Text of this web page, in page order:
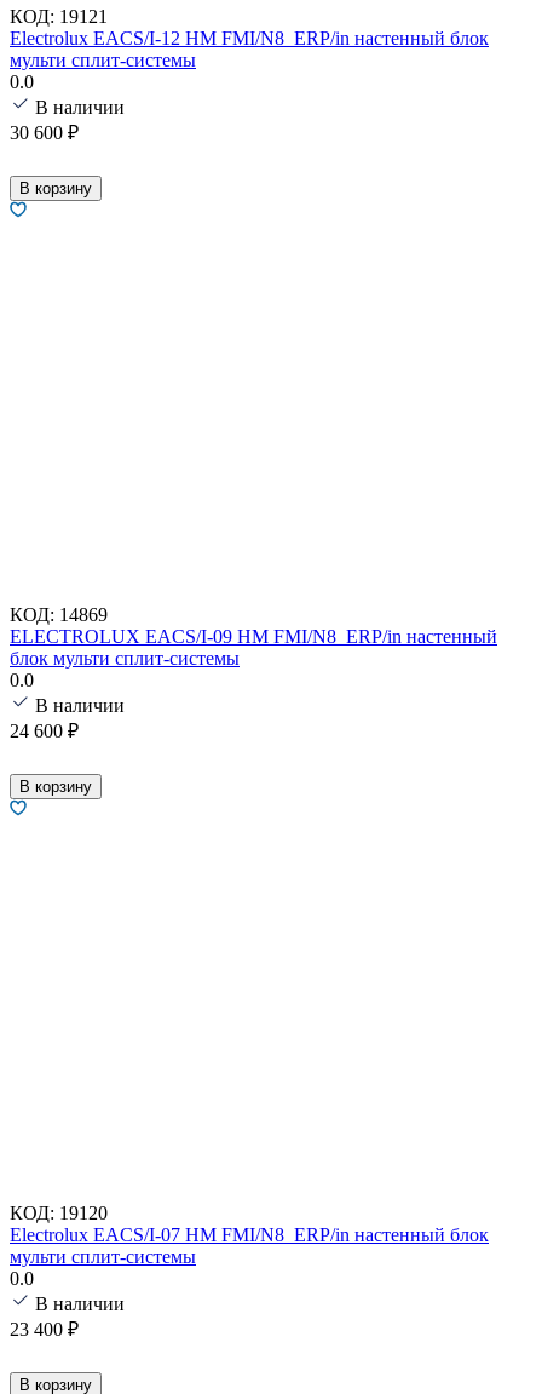
КОД: 19121
Electrolux EACS/I-12 HM FMI/N8_ERP/in настенный блок
мульти сплит-системы
0.0
В наличии
30 600 ₽
В корзину
КОД: 14869
ELECTROLUX EACS/I-09 HM FMI/N8_ERP/in настенный
блок мульти сплит-системы
0.0
В наличии
24 600 ₽
В корзину
КОД: 19120
Electrolux EACS/I-07 HM FMI/N8_ERP/in настенный блок
мульти сплит-системы
0.0
В наличии
23 400 ₽
В корзину